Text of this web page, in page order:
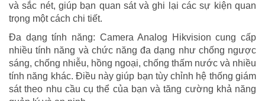
và sắc nét, giúp bạn quan sát và ghi lại các sự kiện quan
trọng một cách chi tiết.
Đa dạng tính năng: Camera Analog Hikvision cung cấp
nhiều tính năng và chức năng đa dạng như chống ngược
sáng, chống nhiễu, hồng ngoại, chống thấm nước và nhiều
tính năng khác. Điều này giúp bạn tùy chỉnh hệ thống giám
sát theo nhu cầu cụ thể của bạn và tăng cường khả năng